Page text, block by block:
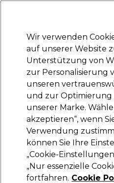
Marken Deals Haare
Lieferung
– mehr
Schwarzkopf Professional
Schwarzkopf
Absolutes Permanent
20,75 €
Wir verwenden
auf unserer Website
Unterstützung von
zur Personalisierung
unseren
und zur
unserer Marke.
akzeptieren“, wenn
Verwendung
können Sie Ihre
„Cookie-
„Nur essenzielle
fortfahren. Cookie